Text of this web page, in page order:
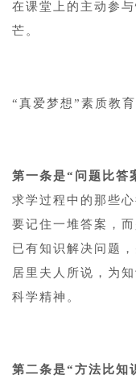
在课堂上的主动参
芒。
“真爱梦想”素质教
第一条是“问题比答
求学过程中的那些
要记住一堆答案，
已有知识解决问题
居里夫人所说，为
科学精神。
第二条是“方法比知